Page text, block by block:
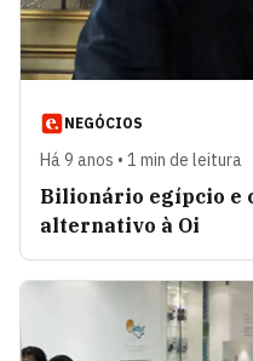
NEGÓCIOS
Há 9 anos • 1 min de leitura
Bilionário egípcio e
alternativo à Oi